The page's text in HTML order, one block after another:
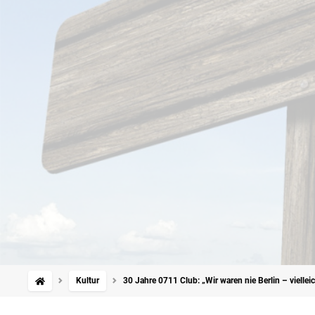
Kultur 30 Jahre 0711 Club: „Wir waren nie Berlin –